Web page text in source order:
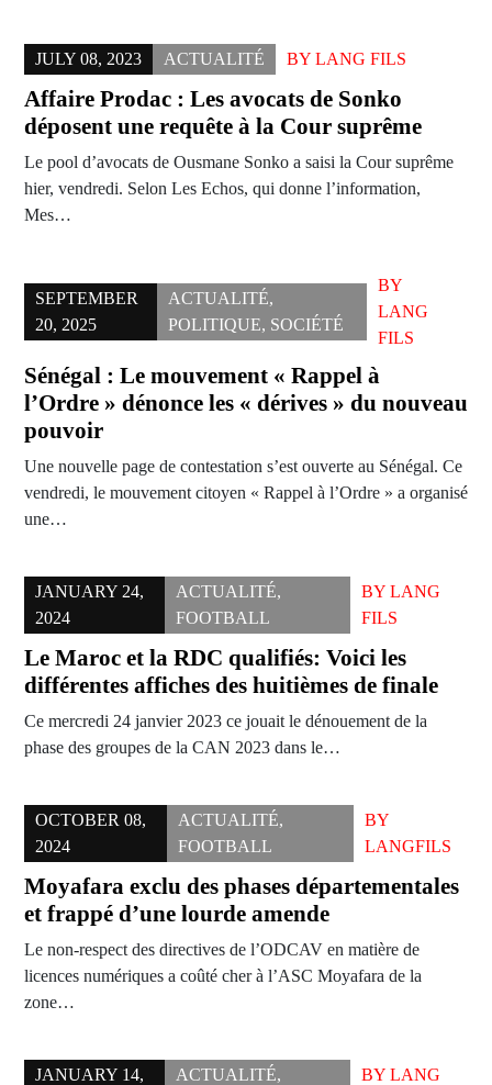
JULY 08, 2023 ACTUALITÉ BY LANG FILS
Affaire Prodac : Les avocats de Sonko
déposent une requête à la Cour suprême
Le pool d’avocats de Ousmane Sonko a saisi la Cour suprême
hier, vendredi. Selon Les Echos, qui donne l’information,
Mes…
SEPTEMBER
20, 2025
ACTUALITÉ,
POLITIQUE, SOCIÉTÉ
BY
LANG
FILS
Sénégal : Le mouvement « Rappel à
l’Ordre » dénonce les « dérives » du nouveau
pouvoir
Une nouvelle page de contestation s’est ouverte au Sénégal. Ce
vendredi, le mouvement citoyen « Rappel à l’Ordre » a organisé
une…
JANUARY 24,
2024
ACTUALITÉ,
FOOTBALL
BY LANG
FILS
Le Maroc et la RDC qualifiés: Voici les
différentes affiches des huitièmes de finale
Ce mercredi 24 janvier 2023 ce jouait le dénouement de la
phase des groupes de la CAN 2023 dans le…
OCTOBER 08,
2024
ACTUALITÉ,
FOOTBALL
BY
LANGFILS
Moyafara exclu des phases départementales
et frappé d’une lourde amende
Le non-respect des directives de l’ODCAV en matière de
licences numériques a coûté cher à l’ASC Moyafara de la
zone…
JANUARY 14,
ACTUALITÉ,
BY LANG